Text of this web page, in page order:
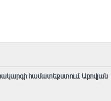
համատեքստում․ Աբովյան